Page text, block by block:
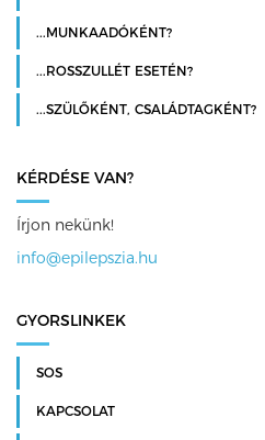
...MUNKAADÓKÉNT?
...ROSSZULLÉT ESETÉN?
...SZÜLŐKÉNT, CSALÁDTAGKÉNT?
KÉRDÉSE VAN?
Írjon nekünk!
info@epilepszia.hu
GYORSLINKEK
SOS
KAPCSOLAT